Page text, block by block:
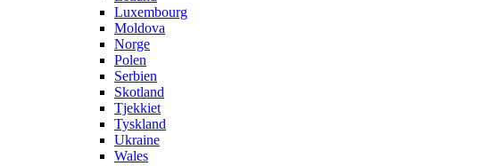
Luxembourg
Moldova
Norge
Polen
Serbien
Skotland
Tjekkiet
Tyskland
Ukraine
Wales